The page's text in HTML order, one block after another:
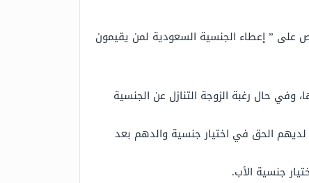
على ” إعطاء الجنسية السعودية لمن يقيمون
حال رغبة الزوجة التنازل عن الجنسية
لديهم الحق في اختيار جنسية والدهم بعد
جنسية الأب.